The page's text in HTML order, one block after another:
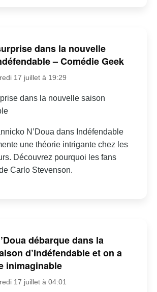
dans la nouvelle
– Comédie Geek
17 juillet à 19:29
dans la nouvelle saison
N’Doua dans Indéfendable
une théorie intrigante chez les
Découvrez pourquoi les fans
Carlo Stevenson.
débarque dans la
d’Indéfendable et on a
inimaginable
17 juillet à 04:01